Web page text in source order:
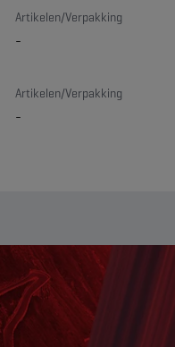
Artikelen/Verpakking
-
Artikelen/Verpakking
-